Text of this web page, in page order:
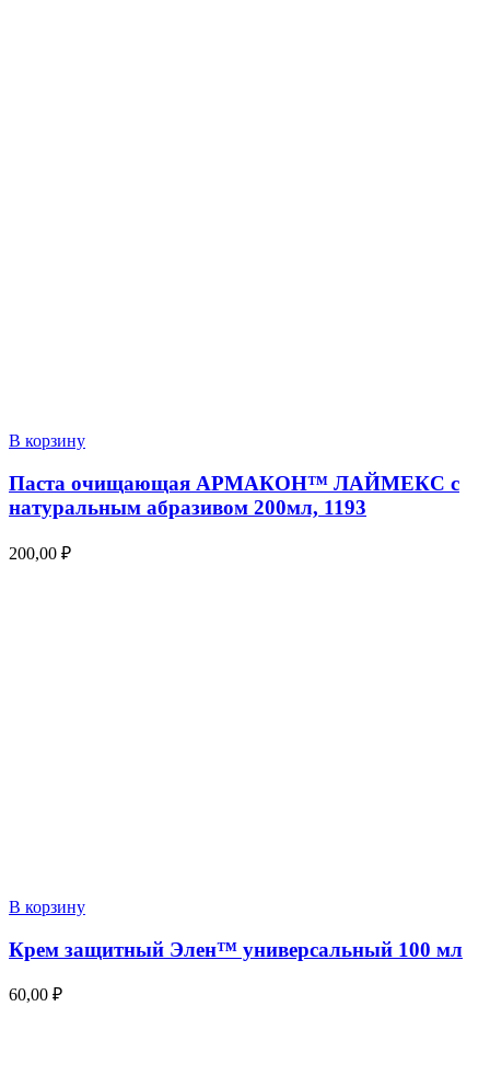
В корзину
Паста очищающая АРМАКОН™ ЛАЙМЕКС с
натуральным абразивом 200мл, 1193
200,00 ₽
В корзину
Крем защитный Элен™ универсальный 100 мл
60,00 ₽